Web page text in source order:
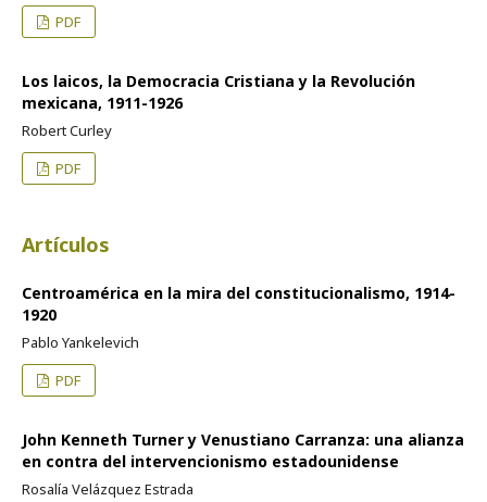
PDF
Los laicos, la Democracia Cristiana y la Revolución
mexicana, 1911-1926
Robert Curley
PDF
Artículos
Centroamérica en la mira del constitucionalismo, 1914-
1920
Pablo Yankelevich
PDF
John Kenneth Turner y Venustiano Carranza: una alianza
en contra del intervencionismo estadounidense
Rosalía Velázquez Estrada